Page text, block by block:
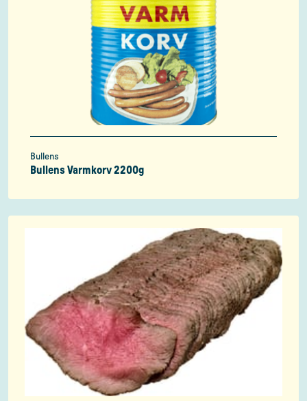
Bullens
Bullens Varmkorv 2200g